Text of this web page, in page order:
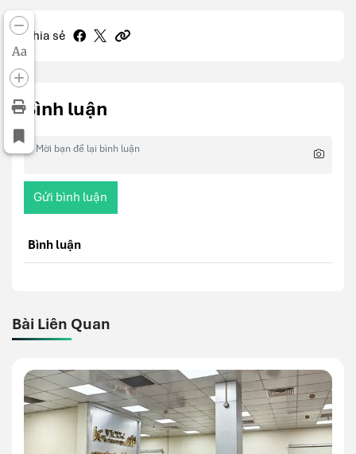
Aa
Chia sẻ
Bình luận
Gửi bình luận
Bình luận
Bài Liên Quan